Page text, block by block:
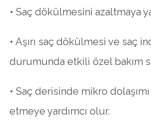
• Saç dökülmesini azaltmaya
• Aşırı saç dökülmesi ve saç
durumunda etkili özel bakım
• Saç derisinde mikro
etmeye yardımcı olur.